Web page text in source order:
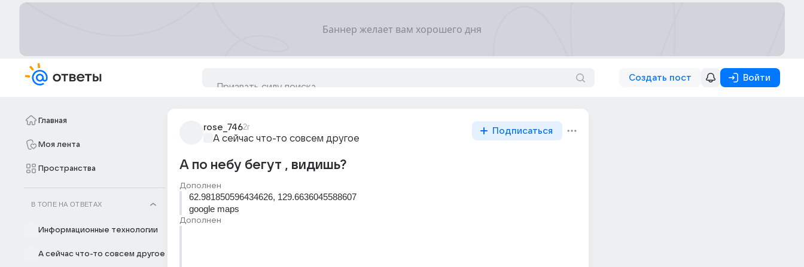
Создать пост Войти
Главная
Моя лента
Пространства
В ТОПЕ НА ОТВЕТАХ
Информационные технологии
А сейчас что-то совсем другое
rose_7462г
А сейчас что-то совсем другое
Подписаться
А по небу бегут , видишь?
Дополнен
62.981850596434626, 129.6636045588607
google maps
Дополнен